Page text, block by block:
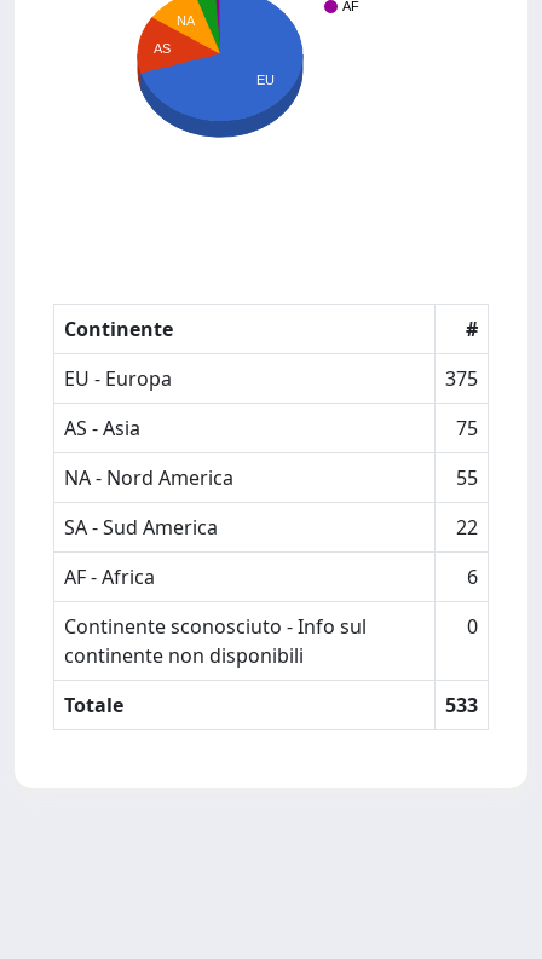
AF
NA
AS
EU
Continente
#
EU - Europa
375
AS - Asia
75
NA - Nord America
55
SA - Sud America
22
AF - Africa
6
Continente sconosciuto - Info sul
continente non disponibili
0
Totale 533